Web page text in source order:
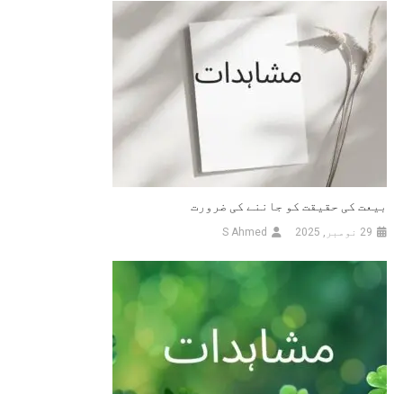
بیعت کی حقیقت کو جاننے کی ضرورت
29 نومبر, 2025 S Ahmed